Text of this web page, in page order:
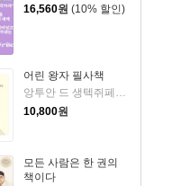
16,560원 (10% 할인)
어린 왕자 필사책
앙투안 드 생텍쥐페리 저
10,800원
모든 사람은 한 권의
책이다